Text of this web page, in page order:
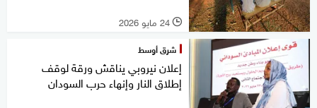
l 24 مايو 2026
شرق أوسط
إعلان نيروبي يناقش ورقة لوقف
إطلاق النار وإنهاء حرب السودان